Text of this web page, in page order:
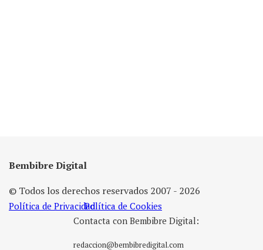
Bembibre Digital
© Todos los derechos reservados 2007 - 2026
Política de PrivacidadPolítica de Cookies
Contacta con Bembibre Digital:
redaccion@bembibredigital.com